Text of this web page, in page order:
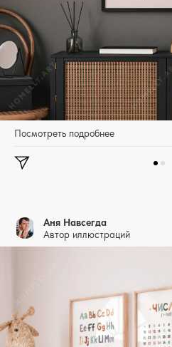
Посмотреть подробнее
Аня Навсегда
Автор иллюстраций